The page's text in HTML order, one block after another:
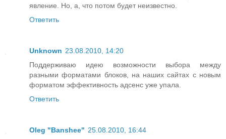
явление. Но, а, что потом будет неизвестно.
Ответить
Unknown 23.08.2010, 14:20
Поддерживаю идею возможности выбора между
разными форматами блоков, на наших сайтах с новым
форматом эффективность адсенс уже упала.
Ответить
Oleg "Banshee" 25.08.2010, 16:44